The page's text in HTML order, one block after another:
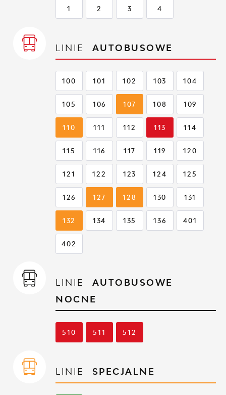
1 2 3 4
LINIE AUTOBUSOWE
100 101 102 103 104
105 106 107 108 109
110 111 112 113 114
115 116 117 119 120
121 122 123 124 125
126 127 128 130 131
132 134 135 136 401
402
LINIE AUTOBUSOWE
NOCNE
510 511 512
LINIE SPECJALNE